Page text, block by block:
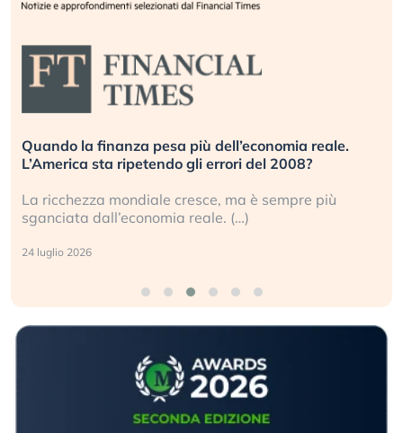
Russia e Cina pronti a spegnere Starlink. Gli
investitori stanno sottovalutando il rischio?
Gli investitori tech continuano a ignorare il rischio
geopolitico: il (…)
17 luglio 2026